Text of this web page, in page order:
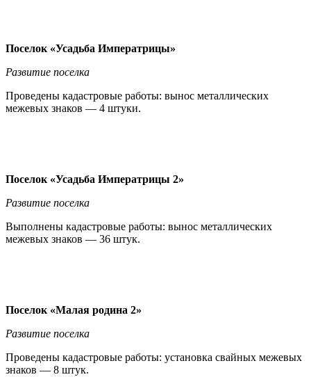
Поселок «Усадьба Императрицы»
Развитие поселка
Проведены кадастровые работы: вынос металлических
межевых знаков — 4 штуки.
Поселок «Усадьба Императрицы 2»
Развитие поселка
Выполнены кадастровые работы: вынос металлических
межевых знаков — 36 штук.
Поселок «Малая родина 2»
Развитие поселка
Проведены кадастровые работы: установка свайных межевых
знаков — 8 штук.